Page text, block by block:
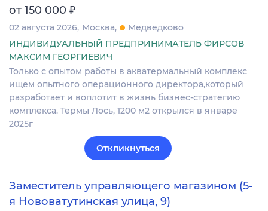
от 150 000 ₽
02 августа 2026 Москва
Медведково
ИНДИВИДУАЛЬНЫЙ ПРЕДПРИНИМАТЕЛЬ ФИРСОВ
МАКСИМ ГЕОРГИЕВИЧ
Только с опытом работы в акватермальный комплекс
ищем опытного операционного директора,который
разработает и воплотит в жизнь бизнес-стратегию
комплекса. Термы Лось, 1200 м2 открылся в январе
2025г
Откликнуться
Заместитель управляющего магазином (5-
я Нововатутинская улица, 9)